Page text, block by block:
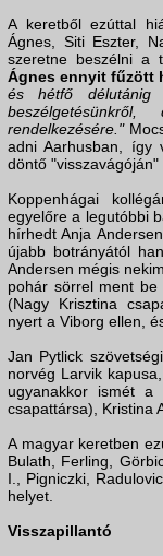
A keretből ezúttal
Ágnes, Siti Eszter,
szeretne beszélni a
Ágnes ennyit fűzött
és hétfő délutánig
rendelkezésére."
adni Aarhusban, így
döntő
Koppenhágai
egyelőre a legutóbbi
hírhedt Anja
újabb botrányától
Andersen mégis
pohár sörrel ment
(Nagy Krisztina
nyert a Viborg ellen,
Jan Pytlick
norvég Larvik
ugyanakkor ismét a
csapattársa), Kristina
A magyar keretben
Bulath, Ferling,
I., Pigniczki,
helyet.
Visszapillantó